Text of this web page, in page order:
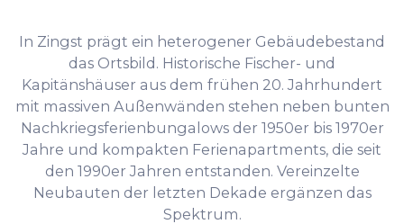
In Zingst prägt ein heterogener Gebäudebestand
das Ortsbild. Historische Fischer- und
Kapitänshäuser aus dem frühen 20. Jahrhundert
mit massiven Außenwänden stehen neben bunten
Nachkriegsferienbungalows der 1950er bis 1970er
Jahre und kompakten Ferienapartments, die seit
den 1990er Jahren entstanden. Vereinzelte
Neubauten der letzten Dekade ergänzen das
Spektrum.